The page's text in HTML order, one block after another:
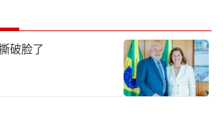
破脸了